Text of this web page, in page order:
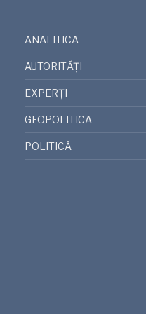
ANALITICA
AUTORITĂȚI
EXPERȚI
GEOPOLITICA
POLITICĂ